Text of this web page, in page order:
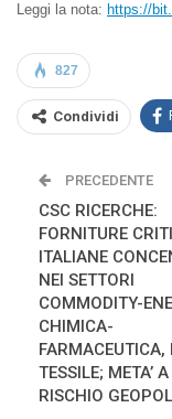
Leggi la nota: https://
827
Condividi
PRECEDENTE
CSC RICERCHE:
FORNITURE
ITALIANE
NEI SETTORI
COMMODITY-
CHIMICA-
FARMACEUTICA,
TESSILE; META’ A
RISCHIO